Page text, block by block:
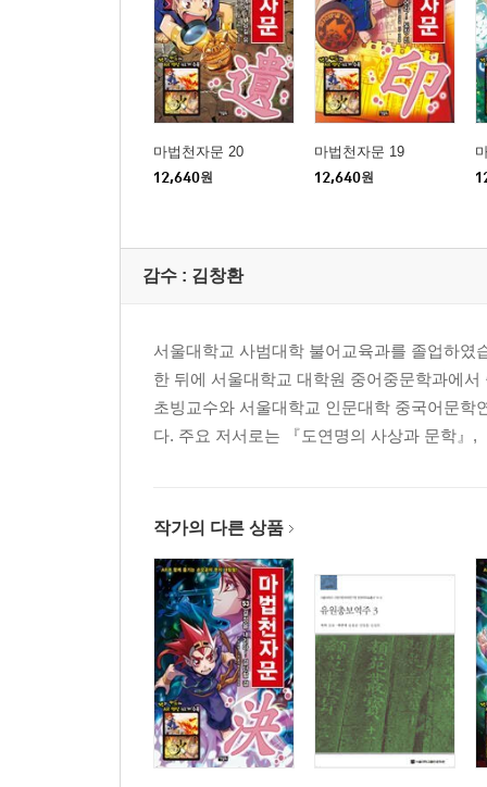
마법천자문 20
12,640원
마법천자문 19
12,640원
감수 : 김창환
서울대학교 사범대학 불어교육과를 졸업하
한 뒤에 서울대학교 대학원 중어중문학과에
초빙교수와 서울대학교 인문대학 중국어문
다. 주요 저서로는 『도연명의 사상과 문학』,
작가의 다른 상품